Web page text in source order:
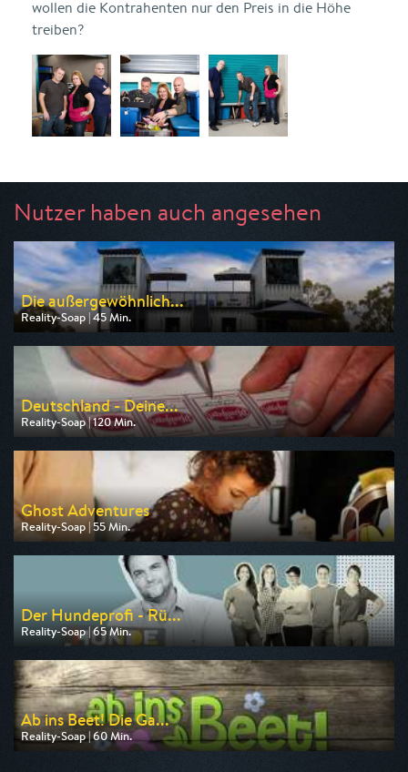
wollen die Kontrahenten nur den Preis in die Höhe
treiben?
Nutzer haben auch angesehen
Die außergewöhnlich...
Reality-Soap | 45 Min.
Ausgestrahlt von ZDF
am 09.08.2026, 17:15
Deutschland - Deine...
Reality-Soap | 120 Min.
Ausgestrahlt von RTLZWEI
am 10.08.2026, 20:15
Ghost Adventures
Reality-Soap | 55 Min.
Ausgestrahlt von Tele 5
am 07.08.2026, 20:15
Der Hundeprofi - Rü...
Reality-Soap | 65 Min.
Ausgestrahlt von VOX
am 08.08.2026, 19:10
Ab ins Beet! Die Ga...
Reality-Soap | 60 Min.
Ausgestrahlt von VOX